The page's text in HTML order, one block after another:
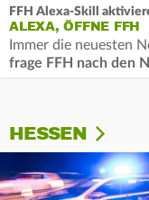
FFH Alexa-Skill
ALEXA, ÖFFNE FFH
Immer die neuesten
frage FFH nach den
HESSEN